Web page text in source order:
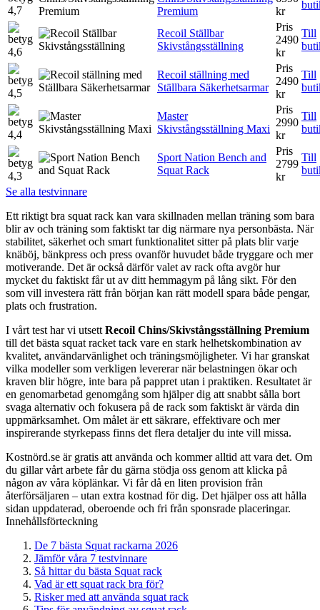
4,7
Premium
kr
4,6
Recoil Ställbar
Skivstångsställning
Pris
2490
kr
Till
4,5
Recoil ställning med
Ställbara Säkerhetsarmar
Pris
2490
kr
Till
4,4
Master
Skivstångsställning Maxi
Pris
2990
kr
Till
4,3
Sport Nation Bench and
Squat Rack
Pris
2799
kr
Till
Se alla testvinnare
Ett riktigt bra squat rack kan vara skillnaden mellan träning som bara
blir av och träning som faktiskt tar dig närmare nya personbästa. När
stabilitet, säkerhet och smart funktionalitet sitter på plats blir varje
knäböj, bänkpress och press ovanför huvudet både tryggare och mer
motiverande. Det är också därför valet av rack ofta avgör hur
mycket du faktiskt får ut av ditt hemmagym på lång sikt. För den
som vill investera rätt från början kan rätt modell spara både pengar,
plats och frustration.
I vårt test har vi utsett Recoil Chins/Skivstångsställning Premium
till det bästa squat racket tack vare en stark helhetskombination av
kvalitet, användarvänlighet och träningsmöjligheter. Vi har granskat
vilka modeller som verkligen levererar när belastningen ökar och
kraven blir högre, inte bara på pappret utan i praktiken. Resultatet är
en genomarbetad genomgång som hjälper dig att snabbt sålla bort
svaga alternativ och fokusera på de rack som faktiskt är värda din
uppmärksamhet. Om målet är ett säkrare, effektivare och mer
inspirerande styrkepass finns det flera detaljer du inte vill missa.
Kostnörd.se är gratis att använda och kommer alltid att vara det. Om
du gillar vårt arbete får du gärna stödja oss genom att klicka på
någon av våra köplänkar. Vi får då en liten provision från
återförsäljaren – utan extra kostnad för dig. Det hjälper oss att hålla
sidan uppdaterad, oberoende och fri från sponsrade placeringar.
Innehållsförteckning
De 7 bästa Squat rackarna 2026
Jämför våra 7 testvinnare
Så hittar du bästa Squat rack
Vad är ett squat rack bra för?
Risker med att använda squat rack